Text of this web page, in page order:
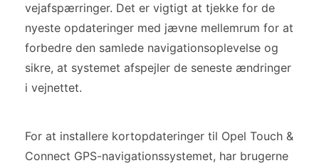
vejafspærringer. Det er vigtigt at tjekke for de
nyeste opdateringer med jævne mellemrum for at
forbedre den samlede navigationsoplevelse og
sikre, at systemet afspejler de seneste ændringer
i vejnettet.
For at installere kortopdateringer til Opel Touch &
Connect GPS-navigationssystemet, har brugerne